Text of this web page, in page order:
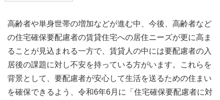
高齢者や単身世帯の増加などが進む中、今後、高齢者など
の住宅確保要配慮者の賃貸住宅への居住ニーズが更に高ま
ることが見込まれる一方で、賃貸人の中には要配慮者の入
居後の課題に対し不安を持っている方がいます。これらを
背景として、要配慮者が安心して生活を送るための住まい
を確保できるよう、令和6年6月に「住宅確保要配慮者に対